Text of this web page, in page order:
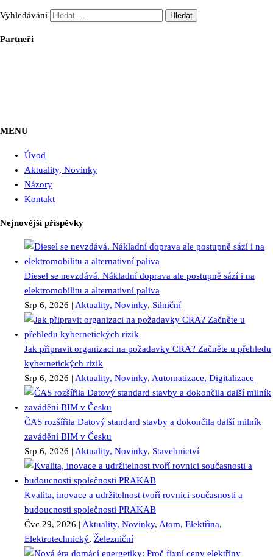
Vyhledávání
Partneři
MENU
Úvod
Aktuality, Novinky
Názory
Kontakt
Nejnovější příspěvky
Diesel se nevzdává. Nákladní doprava ale postupně sází i na
elektromobilitu a alternativní paliva
Srp 6, 2026 | Aktuality, Novinky, Silniční
Jak připravit organizaci na požadavky CRA? Začněte u přehledu
kybernetických rizik
Srp 6, 2026 | Aktuality, Novinky, Automatizace, Digitalizace
ČAS rozšířila Datový standard stavby a dokončila další milník
zavádění BIM v Česku
Srp 6, 2026 | Aktuality, Novinky, Stavebnictví
Kvalita, inovace a udržitelnost tvoří rovnici současnosti a
budoucnosti společnosti PRAKAB
Čvc 29, 2026 | Aktuality, Novinky, Atom, Elektřina,
Elektrotechnický, Železniční